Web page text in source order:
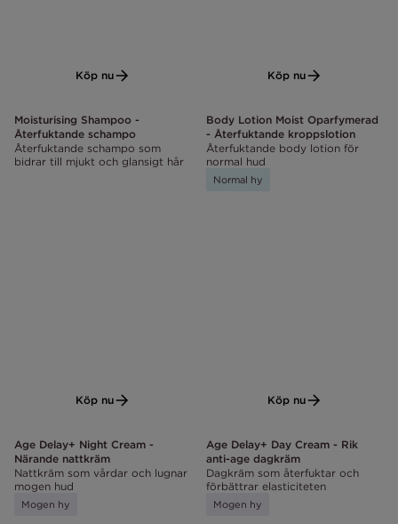
Köp nu
Moisturising Shampoo -
Återfuktande schampo
Återfuktande schampo som
bidrar till mjukt och glansigt hår
Köp nu
Body Lotion Moist Oparfymerad
- Återfuktande kroppslotion
Återfuktande body lotion för
normal hud
Normal hy
Köp nu
Age Delay+ Night Cream -
Närande nattkräm
Nattkräm som vårdar och lugnar
mogen hud
Mogen hy
Köp nu
Age Delay+ Day Cream - Rik
anti-age dagkräm
Dagkräm som återfuktar och
förbättrar elasticiteten
Mogen hy